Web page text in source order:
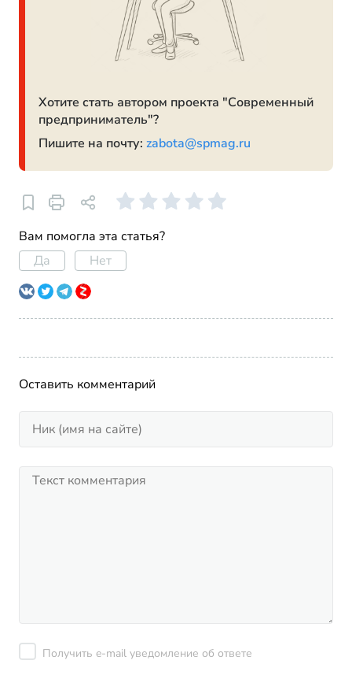
Хотите стать автором проекта "Современный
предприниматель"?
Пишите на почту: zabota@spmag.ru
Вам помогла эта статья?
Да
Нет
Оставить комментарий
Получить e-mail уведомление об ответе